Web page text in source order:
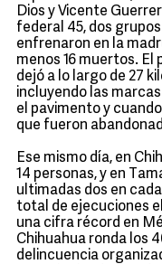
Dios y Vicente
federal 45, dos
enfrenaron en la
menos 16 muertos.
dejó a lo largo de 27
incluyendo las
el pavimento y
que fueron
Ese mismo día, en
14 personas, y en
ultimadas dos en
total de ejecuciones
una cifra récord en
Chihuahua ronda los
delincuencia